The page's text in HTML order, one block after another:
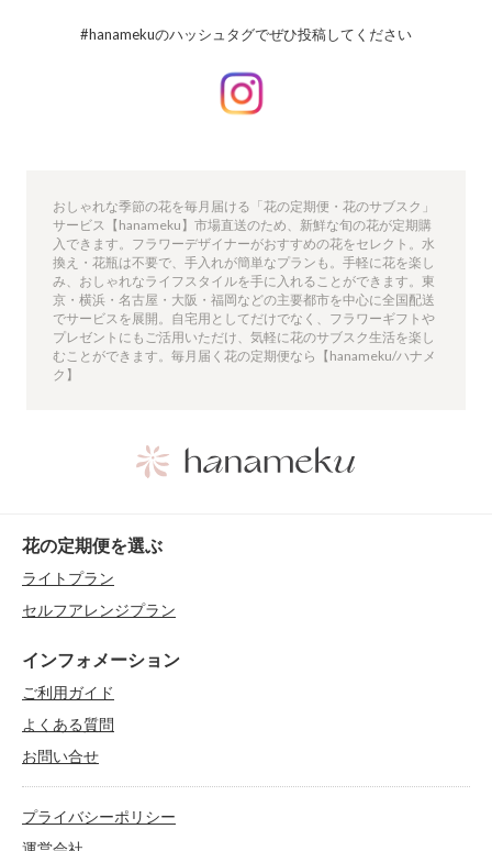
#hanamekuのハッシュタグでぜひ投稿してください
おしゃれな季節の花を毎月届ける「花の定期便・花のサブスク」
サービス【hanameku】市場直送のため、新鮮な旬の花が定期購
入できます。フラワーデザイナーがおすすめの花をセレクト。水
換え・花瓶は不要で、手入れが簡単なプランも。手軽に花を楽し
み、おしゃれなライフスタイルを手に入れることができます。東
京・横浜・名古屋・大阪・福岡などの主要都市を中心に全国配送
でサービスを展開。自宅用としてだけでなく、フラワーギフトや
プレゼントにもご活用いただけ、気軽に花のサブスク生活を楽し
むことができます。毎月届く花の定期便なら【hanameku/ハナメ
ク】
花の定期便を選ぶ
ライトプラン
セルフアレンジプラン
インフォメーション
ご利用ガイド
よくある質問
お問い合せ
プライバシーポリシー